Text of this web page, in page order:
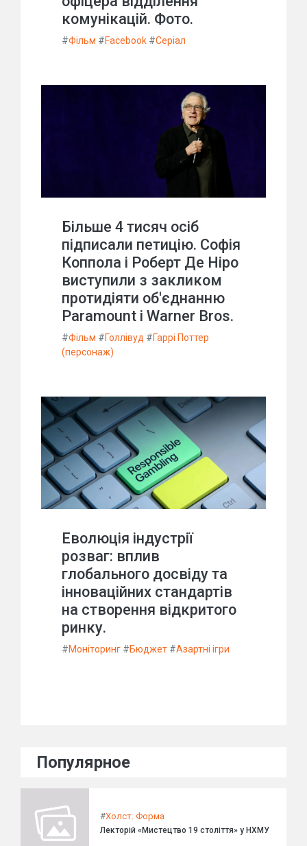
комунікацій. Фото.
#Фільм #Facebook #Серіал
Більше 4 тисяч осіб
підписали петицію. Софія
Коппола і Роберт Де Ніро
виступили з закликом
протидіяти об'єднанню
Paramount і Warner Bros.
#Фільм #Голлівуд #Гаррі Поттер
(персонаж)
Еволюція індустрії
розваг: вплив
глобального досвіду та
інноваційних стандартів
на створення відкритого
ринку.
#Моніторинг #Бюджет #Азартні ігри
Популярное
#Холст. Форма
Лекторій «Мистецтво 19 століття» у НХМУ